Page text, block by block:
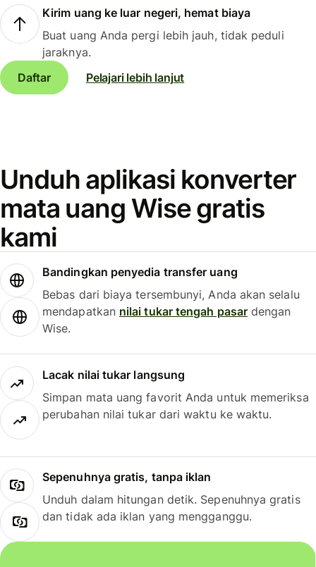
Kirim uang ke luar negeri, hemat biaya
Buat uang Anda pergi lebih jauh, tidak peduli
jaraknya.
Daftar
Pelajari lebih lanjut
Unduh aplikasi konverter
mata uang Wise gratis
kami
Bandingkan penyedia transfer uang
Bebas dari biaya tersembunyi, Anda akan selalu
mendapatkan nilai tukar tengah pasardengan
Wise.
Lacak nilai tukar langsung
Simpan mata uang favorit Anda untuk memeriksa
perubahan nilai tukar dari waktu ke waktu.
Sepenuhnya gratis, tanpa iklan
Unduh dalam hitungan detik. Sepenuhnya gratis
dan tidak ada iklan yang mengganggu.